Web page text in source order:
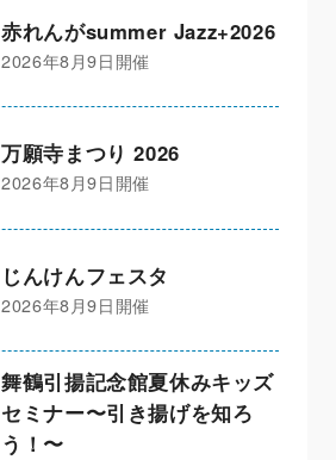
赤れんがsummer Jazz+2026
2026年8月9日開催
万願寺まつり 2026
2026年8月9日開催
じんけんフェスタ
2026年8月9日開催
舞鶴引揚記念館夏休みキッズ
セミナー〜引き揚げを知ろ
う！〜